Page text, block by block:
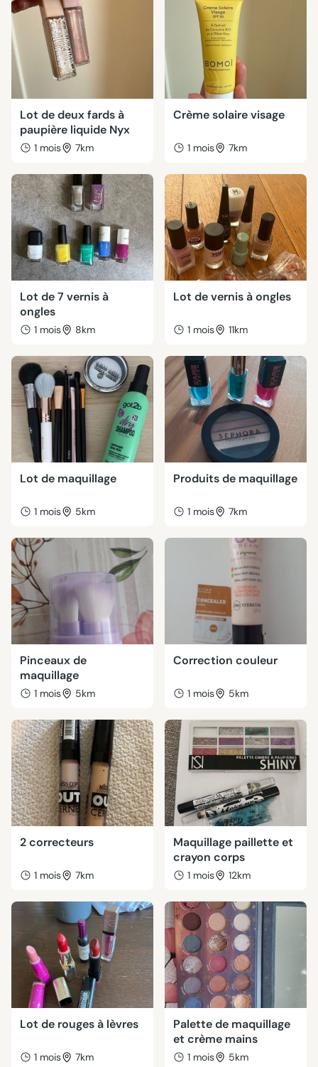
Lot de deux fards à
paupière liquide Nyx
1 mois 7km
Crème solaire visage
1 mois 7km
Lot de 7 vernis à
ongles
1 mois 8km
Lot de vernis à ongles
1 mois 11km
Lot de maquillage
1 mois 5km
Produits de maquillage
1 mois 7km
Pinceaux de
maquillage
1 mois 5km
Correction couleur
1 mois 5km
2 correcteurs
1 mois 7km
Maquillage paillette et
crayon corps
1 mois 12km
Lot de rouges à lèvres
1 mois 7km
Palette de maquillage
et crème mains
1 mois 5km